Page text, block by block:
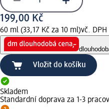
199,00 Kč
60 ml (33,17 Kč za 10 ml)vč. DPH
Vložit do košíku
Skladem
Standardní doprava za 1-3